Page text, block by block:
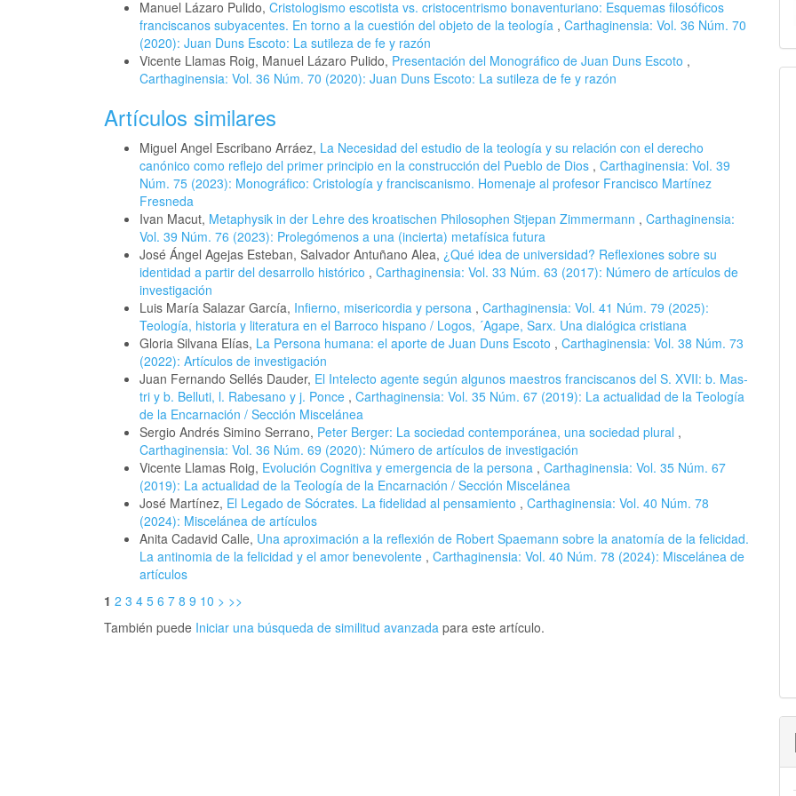
Manuel Lázaro Pulido, Cristologismo escotista vs. cristocentrismo bonaventuriano: Esquemas filosóficos
franciscanos subyacentes. En torno a la cuestión del objeto de la teología , Carthaginensia: Vol. 36 Núm. 70
(2020): Juan Duns Escoto: La sutileza de fe y razón
Vicente Llamas Roig, Manuel Lázaro Pulido, Presentación del Monográfico de Juan Duns Escoto ,
Carthaginensia: Vol. 36 Núm. 70 (2020): Juan Duns Escoto: La sutileza de fe y razón
Artículos similares
Miguel Angel Escribano Arráez, La Necesidad del estudio de la teología y su relación con el derecho
canónico como reflejo del primer principio en la construcción del Pueblo de Dios , Carthaginensia: Vol. 39
Núm. 75 (2023): Monográfico: Cristología y franciscanismo. Homenaje al profesor Francisco Martínez
Fresneda
Ivan Macut, Metaphysik in der Lehre des kroatischen Philosophen Stjepan Zimmermann , Carthaginensia:
Vol. 39 Núm. 76 (2023): Prolegómenos a una (incierta) metafísica futura
José Ángel Agejas Esteban, Salvador Antuñano Alea, ¿Qué idea de universidad? Reflexiones sobre su
identidad a partir del desarrollo histórico , Carthaginensia: Vol. 33 Núm. 63 (2017): Número de artículos de
investigación
Luis María Salazar García, Infierno, misericordia y persona , Carthaginensia: Vol. 41 Núm. 79 (2025):
Teología, historia y literatura en el Barroco hispano / Logos, ´Agape, Sarx. Una dialógica cristiana
Gloria Silvana Elías, La Persona humana: el aporte de Juan Duns Escoto , Carthaginensia: Vol. 38 Núm. 73
(2022): Artículos de investigación
Juan Fernando Sellés Dauder, El Intelecto agente según algunos maestros franciscanos del S. XVII: b. Mas-
tri y b. Belluti, l. Rabesano y j. Ponce , Carthaginensia: Vol. 35 Núm. 67 (2019): La actualidad de la Teología
de la Encarnación / Sección Miscelánea
Sergio Andrés Simino Serrano, Peter Berger: La sociedad contemporánea, una sociedad plural ,
Carthaginensia: Vol. 36 Núm. 69 (2020): Número de artículos de investigación
Vicente Llamas Roig, Evolución Cognitiva y emergencia de la persona , Carthaginensia: Vol. 35 Núm. 67
(2019): La actualidad de la Teología de la Encarnación / Sección Miscelánea
José Martínez, El Legado de Sócrates. La fidelidad al pensamiento , Carthaginensia: Vol. 40 Núm. 78
(2024): Miscelánea de artículos
Anita Cadavid Calle, Una aproximación a la reflexión de Robert Spaemann sobre la anatomía de la felicidad.
La antinomia de la felicidad y el amor benevolente , Carthaginensia: Vol. 40 Núm. 78 (2024): Miscelánea de
artículos
1 2 3 4 5 6 7 8 9 10 > >>
También puede Iniciar una búsqueda de similitud avanzada para este artículo.